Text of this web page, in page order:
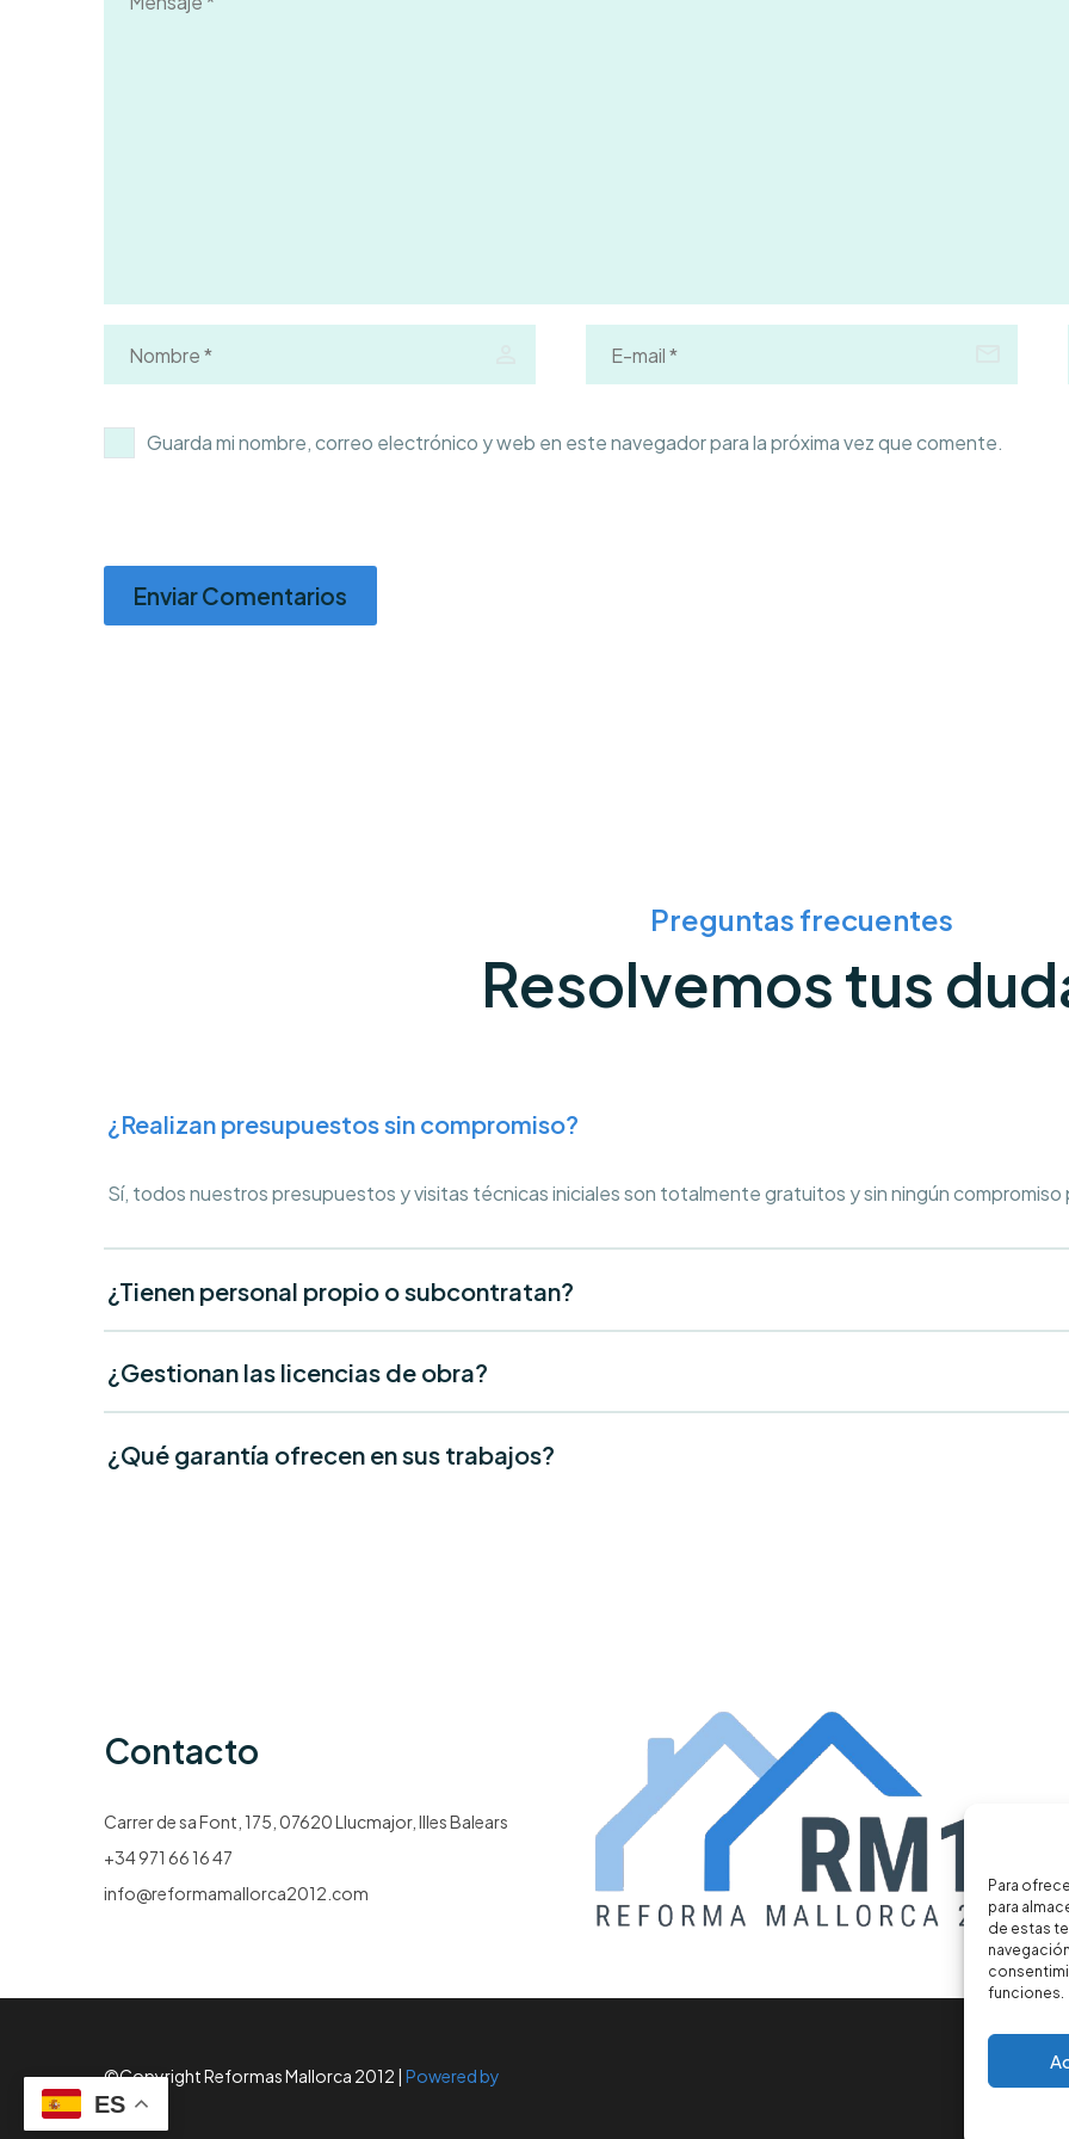
Para
para
de estas
funciones.
Guarda mi nombre, correo electrónico y web en este navegador para la próxima vez que comente.
Enviar Comentarios
Preguntas frecuentes
Resolvemos tus
¿Realizan presupuestos sin compromiso?
Sí, todos nuestros presupuestos y visitas técnicas iniciales son totalmente gratuitos y sin ningún compromiso
¿Tienen personal propio o subcontratan?
¿Gestionan las licencias de obra?
¿Qué garantía ofrecen en sus trabajos?
Contacto
Carrer de sa Font, 175, 07620 Llucmajor, Illes Balears
+34 971 66 16 47
info@reformamallorca2012.com
©Copyright Reformas Mallorca 2012 | Powered by
Gyleven
ES